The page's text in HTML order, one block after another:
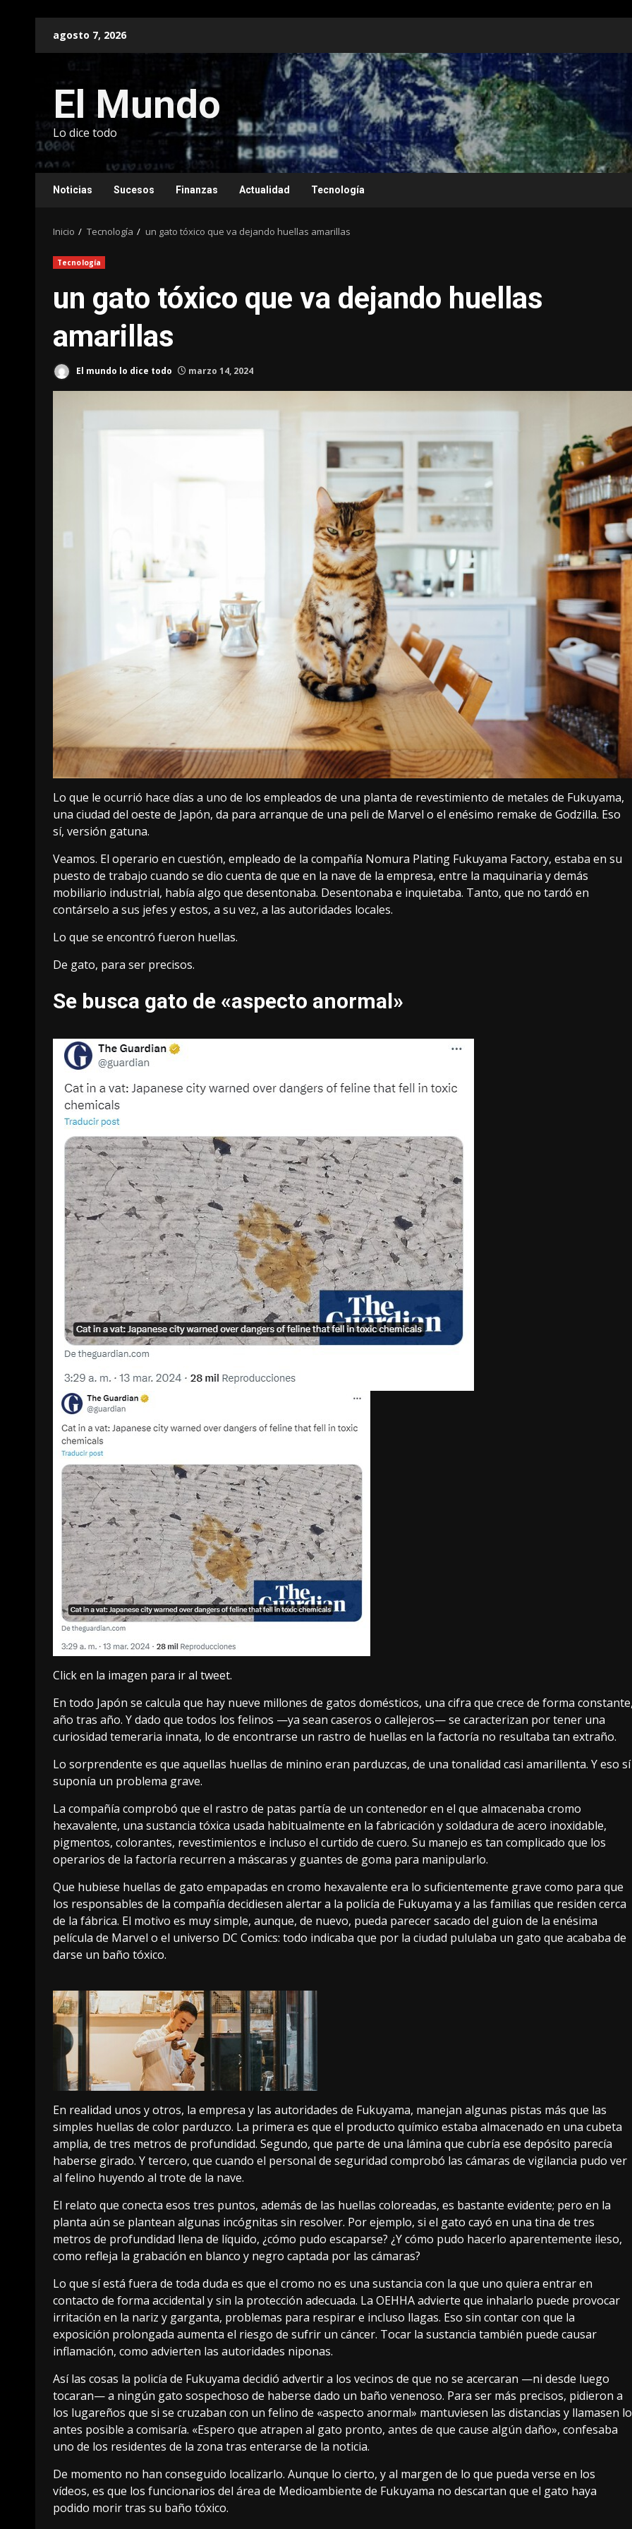
agosto 7, 2026
El Mundo
Lo dice todo
Noticias Sucesos Finanzas Actualidad Tecnología
Inicio Tecnología un gato tóxico que va dejando huellas amarillas
Tecnología
un gato tóxico que va dejando huellas
amarillas
El mundo lo dice todo marzo 14, 2024
Lo que le ocurrió hace días a uno de los empleados de una planta de revestimiento de metales de Fukuyama,
una ciudad del oeste de Japón, da para arranque de una peli de Marvel o el enésimo remake de Godzilla. Eso
sí, versión gatuna.
Veamos. El operario en cuestión, empleado de la compañía Nomura Plating Fukuyama Factory, estaba en su
puesto de trabajo cuando se dio cuenta de que en la nave de la empresa, entre la maquinaria y demás
mobiliario industrial, había algo que desentonaba. Desentonaba e inquietaba. Tanto, que no tardó en
contárselo a sus jefes y estos, a su vez, a las autoridades locales.
Lo que se encontró fueron huellas.
De gato, para ser precisos.
Se busca gato de «aspecto anormal»
Click en la imagen para ir al tweet.
En todo Japón se calcula que hay nueve millones de gatos domésticos, una cifra que crece de forma
año tras año. Y dado que todos los felinos —ya sean caseros o callejeros— se caracterizan por tener una
curiosidad temeraria innata, lo de encontrarse un rastro de huellas en la factoría no resultaba tan extraño.
Lo sorprendente es que aquellas huellas de minino eran parduzcas, de una tonalidad casi amarillenta. Y eso sí
suponía un problema grave.
La compañía comprobó que el rastro de patas partía de un contenedor en el que almacenaba cromo
hexavalente, una sustancia tóxica usada habitualmente en la fabricación y soldadura de acero inoxidable,
pigmentos, colorantes, revestimientos e incluso el curtido de cuero. Su manejo es tan complicado que los
operarios de la factoría recurren a máscaras y guantes de goma para manipularlo.
Que hubiese huellas de gato empapadas en cromo hexavalente era lo suficientemente grave como para que
los responsables de la compañía decidiesen alertar a la policía de Fukuyama y a las familias que residen cerca
de la fábrica. El motivo es muy simple, aunque, de nuevo, pueda parecer sacado del guion de la enésima
película de Marvel o el universo DC Comics: todo indicaba que por la ciudad pululaba un gato que acababa de
darse un baño tóxico.
En realidad unos y otros, la empresa y las autoridades de Fukuyama, manejan algunas pistas más que las
simples huellas de color parduzco. La primera es que el producto químico estaba almacenado en una cubeta
amplia, de tres metros de profundidad. Segundo, que parte de una lámina que cubría ese depósito parecía
haberse girado. Y tercero, que cuando el personal de seguridad comprobó las cámaras de vigilancia pudo ver
al felino huyendo al trote de la nave.
El relato que conecta esos tres puntos, además de las huellas coloreadas, es bastante evidente; pero en la
planta aún se plantean algunas incógnitas sin resolver. Por ejemplo, si el gato cayó en una tina de tres
metros de profundidad llena de líquido, ¿cómo pudo escaparse? ¿Y cómo pudo hacerlo aparentemente ileso,
como refleja la grabación en blanco y negro captada por las cámaras?
Lo que sí está fuera de toda duda es que el cromo no es una sustancia con la que uno quiera entrar en
contacto de forma accidental y sin la protección adecuada. La OEHHA advierte que inhalarlo puede provocar
irritación en la nariz y garganta, problemas para respirar e incluso llagas. Eso sin contar con que la
exposición prolongada aumenta el riesgo de sufrir un cáncer. Tocar la sustancia también puede causar
inflamación, como advierten las autoridades niponas.
Así las cosas la policía de Fukuyama decidió advertir a los vecinos de que no se acercaran —ni desde luego
tocaran— a ningún gato sospechoso de haberse dado un baño venenoso. Para ser más precisos, pidieron a
los lugareños que si se cruzaban con un felino de «aspecto anormal» mantuviesen las distancias y llamasen lo
antes posible a comisaría. «Espero que atrapen al gato pronto, antes de que cause algún daño», confesaba
uno de los residentes de la zona tras enterarse de la noticia.
De momento no han conseguido localizarlo. Aunque lo cierto, y al margen de lo que pueda verse en los
vídeos, es que los funcionarios del área de Medioambiente de Fukuyama no descartan que el gato haya
podido morir tras su baño tóxico.